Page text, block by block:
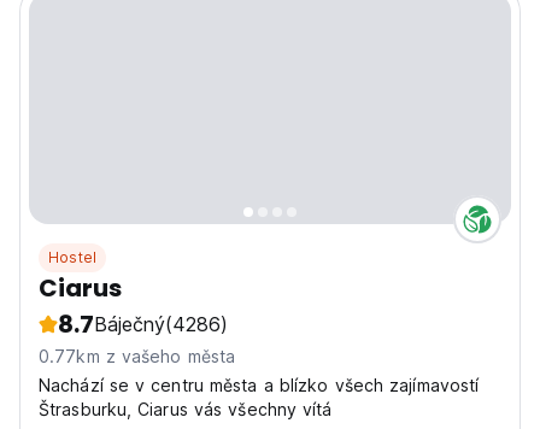
Hostel
Ciarus
8.7Báječný(4286)
0.77km z vašeho města
Nachází se v centru města a blízko všech zajímavostí
Štrasburku, Ciarus vás všechny vítá